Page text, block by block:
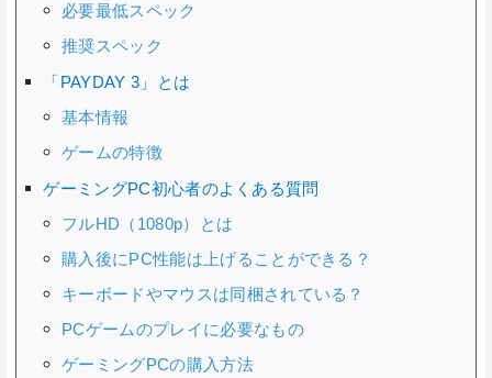
必要最低スペック
推奨スペック
「PAYDAY 3」とは
基本情報
ゲームの特徴
ゲーミングPC初心者のよくある質問
フルHD（1080p）とは
購入後にPC性能は上げることができる？
キーボードやマウスは同梱されている？
PCゲームのプレイに必要なもの
ゲーミングPCの購入方法